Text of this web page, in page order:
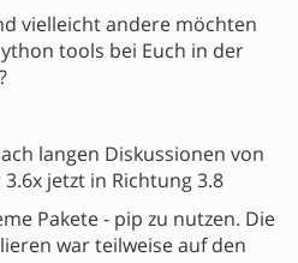
vielleicht andere möchten
tools bei Euch in der
langen Diskussionen von
jetzt in Richtung 3.8
Pakete - pip zu nutzen. Die
war teilweise auf den